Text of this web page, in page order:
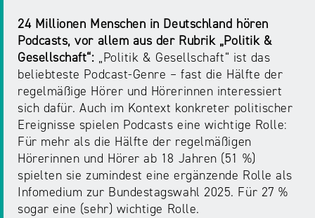
24 Millionen Menschen in Deutschland hören
Podcasts, vor allem aus der Rubrik „Politik &
Gesellschaft“: „Politik & Gesellschaft“ ist das
beliebteste Podcast-Genre – fast die Hälfte der
regelmäßige Hörer und Hörerinnen interessiert
sich dafür. Auch im Kontext konkreter politischer
Ereignisse spielen Podcasts eine wichtige Rolle:
Für mehr als die Hälfte der regelmäßigen
Hörerinnen und Hörer ab 18 Jahren (51 %)
spielten sie zumindest eine ergänzende Rolle als
Infomedium zur Bundestagswahl 2025. Für 27 %
sogar eine (sehr) wichtige Rolle.